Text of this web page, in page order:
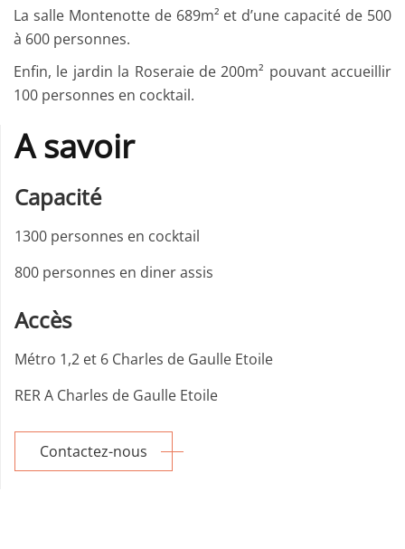
La salle Montenotte de 689m² et d’une capacité de 500
à 600 personnes.
Enfin, le jardin la Roseraie de 200m² pouvant accueillir
100 personnes en cocktail.
A savoir
Capacité
1300 personnes en cocktail
800 personnes en diner assis
Accès
Métro 1,2 et 6 Charles de Gaulle Etoile
RER A Charles de Gaulle Etoile
Contactez-nous